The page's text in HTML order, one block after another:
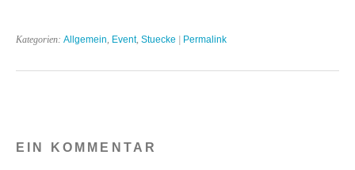
Kategorien: Allgemein Event, Stuecke | Permalink
EIN KOMMENTAR